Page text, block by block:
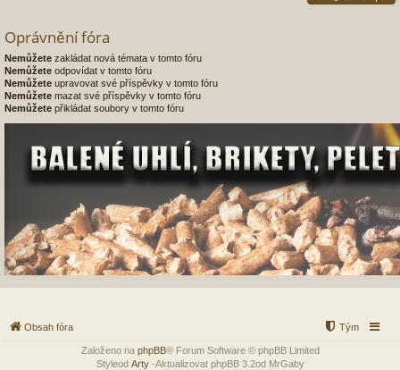
Oprávnění fóra
Nemůžete zakládat nová témata v tomto fóru
Nemůžete odpovídat v tomto fóru
Nemůžete upravovat své příspěvky v tomto fóru
Nemůžete mazat své příspěvky v tomto fóru
Nemůžete přikládat soubory v tomto fóru
Obsah fóra Tým
Založeno na phpBB® Forum Software © phpBB Limited
Styleod Arty-Aktualizovat phpBB 3.2od MrGaby